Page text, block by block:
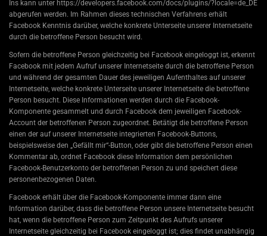
Ins kann unter https://developers.facebook.com/docs/plugins/?locale=de_DE
abgerufen werden. Im Rahmen dieses technischen Verfahrens erhält
Facebook Kenntnis darüber, welche konkrete Unterseite unserer Internetseite
durch die betroffene Person besucht wird.
Sofern die betroffene Person gleichzeitig bei Facebook eingeloggt ist, erkennt
Facebook mit jedem Aufruf unserer Internetseite durch die betroffene Person
und während der gesamten Dauer des jeweiligen Aufenthaltes auf unserer
Internetseite, welche konkrete Unterseite unserer Internetseite die betroffene
Person besucht. Diese Informationen werden durch die Facebook-
Komponente gesammelt und durch Facebook dem jeweiligen Facebook-
Account der betroffenen Person zugeordnet. Betätigt die betroffene Person
einen der auf unserer Internetseite integrierten Facebook-Buttons,
beispielsweise den „Gefällt mir“-Button, oder gibt die betroffene Person einen
Kommentar ab, ordnet Facebook diese Information dem persönlichen
Facebook-Benutzerkonto der betroffenen Person zu und speichert diese
personenbezogenen Daten.
Facebook erhält über die Facebook-Komponente immer dann eine
Information darüber, dass die betroffene Person unsere Internetseite besucht
hat, wenn die betroffene Person zum Zeitpunkt des Aufrufs unserer
Internetseite gleichzeitig bei Facebook eingeloggt ist; dies findet unabhängig